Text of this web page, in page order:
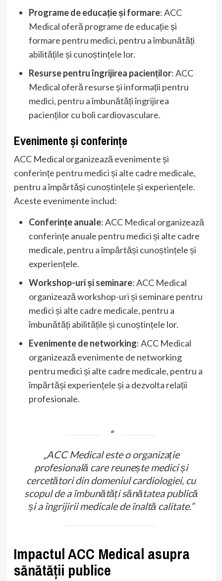
Programe de educație și formare: ACC
Medical oferă programe de educație și
formare pentru medici, pentru a îmbunătăți
abilitățile și cunoștințele lor.
Resurse pentru îngrijirea pacienților: ACC
Medical oferă resurse și informații pentru
medici, pentru a îmbunătăți îngrijirea
pacienților cu boli cardiovasculare.
Evenimente și conferințe
ACC Medical organizează evenimente și
conferințe pentru medici și alte cadre medicale,
pentru a împărtăși cunoștințele și experiențele.
Aceste evenimente includ:
Conferințe anuale: ACC Medical organizează
conferințe anuale pentru medici și alte cadre
medicale, pentru a împărtăși cunoștințele și
experiențele.
Workshop-uri și seminare: ACC Medical
organizează workshop-uri și seminare pentru
medici și alte cadre medicale, pentru a
îmbunătăți abilitățile și cunoștințele lor.
Evenimente de networking: ACC Medical
organizează evenimente de networking
pentru medici și alte cadre medicale, pentru a
împărtăși experiențele și a dezvolta relații
profesionale.
„ACC Medical este o organizație
profesională care reunește medici și
cercetători din domeniul cardiologiei, cu
scopul de a îmbunătăți sănătatea publică
și a îngrijirii medicale de înaltă calitate.”
Impactul ACC Medical asupra
sănătății publice